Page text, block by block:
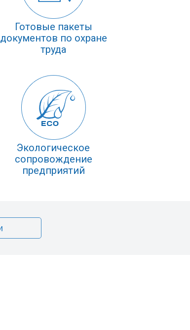
Готовые пакеты
документов по охране
труда
Экологическое
сопровождение
предприятий